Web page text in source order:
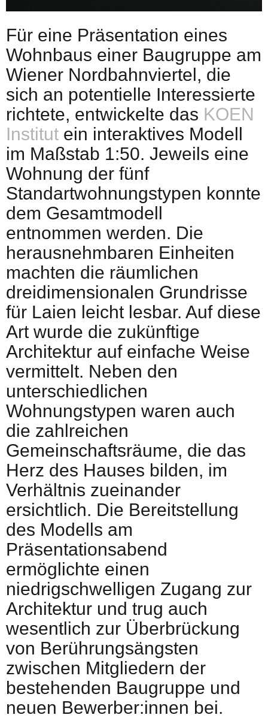
Für eine Präsentation eines
Wohnbaus einer Baugruppe am
Wiener Nordbahnviertel, die
sich an potentielle Interessierte
richtete, entwickelte das KOEN
Institut ein interaktives Modell
im Maßstab 1:50. Jeweils eine
Wohnung der fünf
Standartwohnungstypen konnte
dem Gesamtmodell
entnommen werden. Die
herausnehmbaren Einheiten
machten die räumlichen
dreidimensionalen Grundrisse
für Laien leicht lesbar. Auf diese
Art wurde die zukünftige
Architektur auf einfache Weise
vermittelt. Neben den
unterschiedlichen
Wohnungstypen waren auch
die zahlreichen
Gemeinschaftsräume, die das
Herz des Hauses bilden, im
Verhältnis zueinander
ersichtlich. Die Bereitstellung
des Modells am
Präsentationsabend
ermöglichte einen
niedrigschwelligen Zugang zur
Architektur und trug auch
wesentlich zur Überbrückung
von Berührungsängsten
zwischen Mitgliedern der
bestehenden Baugruppe und
neuen Bewerber:innen bei.